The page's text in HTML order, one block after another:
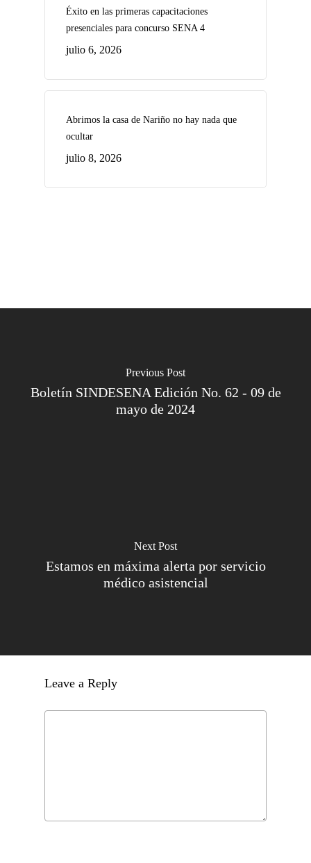
Éxito en las primeras capacitaciones
presenciales para concurso SENA 4
julio 6, 2026
Abrimos la casa de Nariño no hay nada que
ocultar
julio 8, 2026
Previous Post
Boletín SINDESENA Edición No. 62 - 09 de
mayo de 2024
Next Post
Estamos en máxima alerta por servicio
médico asistencial
Leave a Reply